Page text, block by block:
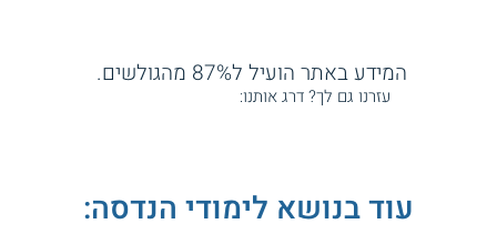
המידע באתר הועיל ל87% מהגולשים.
עזרנו גם לך? דרג אותנו:
עוד בנושא לימודי הנדסה: